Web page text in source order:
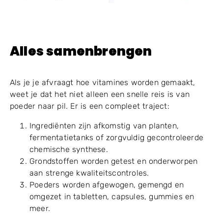
Alles samenbrengen
Als je je afvraagt hoe vitamines worden gemaakt,
weet je dat het niet alleen een snelle reis is van
poeder naar pil. Er is een compleet traject:
Ingrediënten zijn afkomstig van planten,
fermentatietanks of zorgvuldig gecontroleerde
chemische synthese.
Grondstoffen worden getest en onderworpen
aan strenge kwaliteitscontroles.
Poeders worden afgewogen, gemengd en
omgezet in tabletten, capsules, gummies en
meer.